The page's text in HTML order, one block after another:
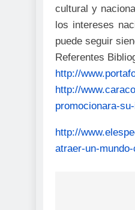
cultural y
los intereses
puede seguir
Referentes
http://
http://
promocionara-
http://
atraer-un-